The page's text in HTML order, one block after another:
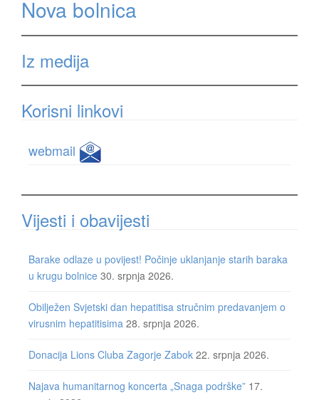
Nova bolnica
Iz medija
Korisni linkovi
webmail
Vijesti i obavijesti
Barake odlaze u povijest! Počinje uklanjanje starih baraka
u krugu bolnice 30. srpnja 2026.
Obilježen Svjetski dan hepatitisa stručnim predavanjem o
virusnim hepatitisima 28. srpnja 2026.
Donacija Lions Cluba Zagorje Zabok 22. srpnja 2026.
Najava humanitarnog koncerta „Snaga podrške” 17.